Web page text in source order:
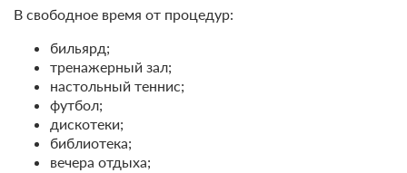
В свободное время от процедур:
бильярд;
тренажерный зал;
настольный теннис;
футбол;
дискотеки;
библиотека;
вечера отдыха;